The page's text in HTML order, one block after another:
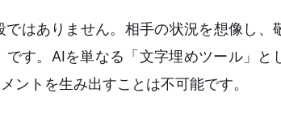
はありません。相手の状況を想像し、
す。AIを単なる「文字埋めツール」と
ントを生み出すことは不可能です。